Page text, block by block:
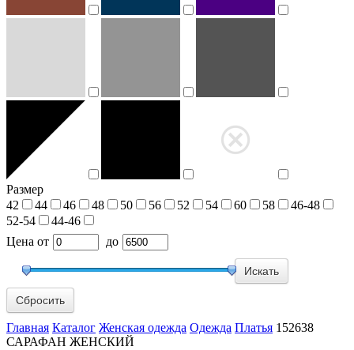
Размер
42
44 46 48 50 56 52 54 60 58
46-48
52-54
44-46
Цена от до
Сбросить
Главная Каталог Женская одежда Одежда Платья 152638
САРАФАН ЖЕНСКИЙ